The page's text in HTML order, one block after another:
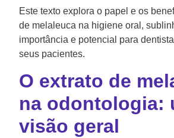
Este texto explora o papel e os
de melaleuca na higiene oral,
importância e potencial para
seus pacientes.
O extrato de
na odontologia:
visão geral